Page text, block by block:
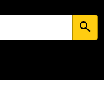
search